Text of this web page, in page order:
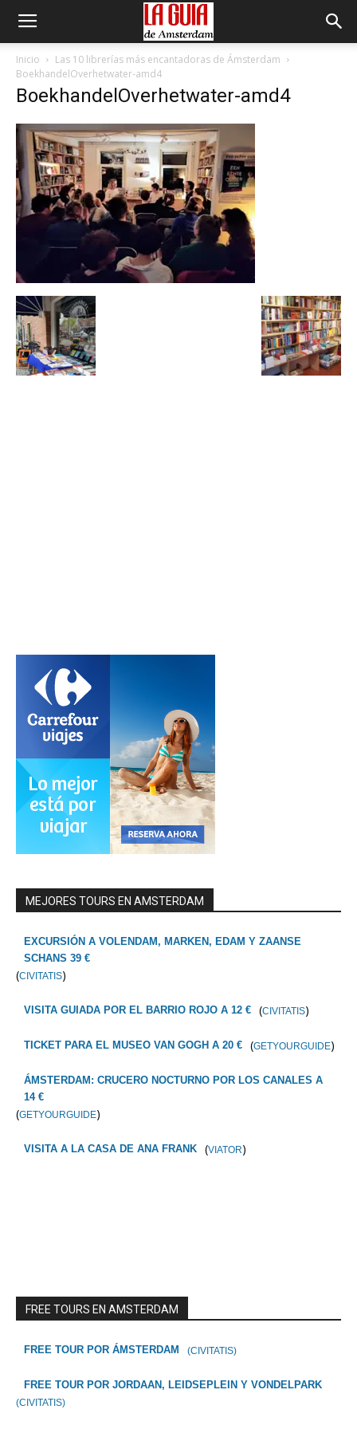
Inicio
Las 10 librerías más encantadoras de Ámsterdam
BoekhandelOverhetwater-amd4
BoekhandelOverhetwater-amd4
MEJORES TOURS EN AMSTERDAM
EXCURSIÓN A VOLENDAM, MARKEN, EDAM Y ZAANSE
SCHANS 39 €
(CIVITATIS)
VISITA GUIADA POR EL BARRIO ROJO A 12 € (CIVITATIS)
TICKET PARA EL MUSEO VAN GOGH A 20 € (GETYOURGUIDE)
ÁMSTERDAM: CRUCERO NOCTURNO POR LOS CANALES A
14 €
(GETYOURGUIDE)
VISITA A LA CASA DE ANA FRANK (VIATOR)
FREE TOURS EN AMSTERDAM
FREE TOUR POR ÁMSTERDAM (CIVITATIS)
FREE TOUR POR JORDAAN, LEIDSEPLEIN Y VONDELPARK
(CIVITATIS)